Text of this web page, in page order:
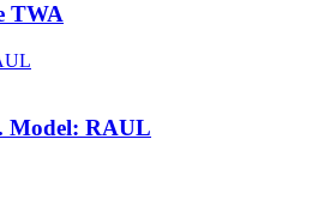
TWA
Model: RAUL